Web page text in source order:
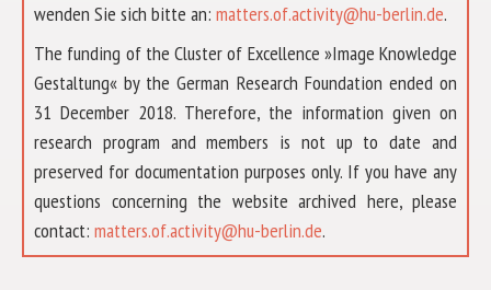
wenden Sie sich bitte an: matters.of.activity@hu-berlin.de.
The funding of the Cluster of Excellence »Image Knowledge
Gestaltung« by the German Research Foundation ended on
31 December 2018. Therefore, the information given on
research program and members is not up to date and
preserved for documentation purposes only. If you have any
questions concerning the website archived here, please
contact: matters.of.activity@hu-berlin.de.
ÜBER UNS